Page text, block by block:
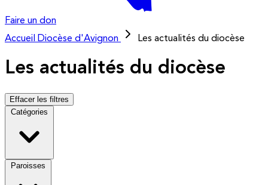
Faire un don
Accueil
Diocèse d'Avignon Les actualités du diocèse
Les actualités du diocèse
Effacer les filtres
Catégories
Paroisses